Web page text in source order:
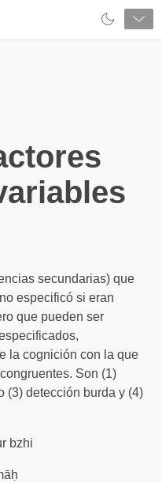
secundarias) que
especificó si eran
que pueden ser
la cognición con la que
Son (1)
(3) detección burda y (4)
bzhi